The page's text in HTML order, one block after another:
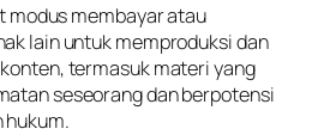
modus membayar atau
lain untuk memproduksi dan
termasuk materi yang
seseorang dan berpotensi
hukum.